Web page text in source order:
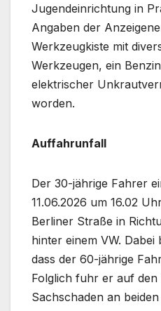
Jugendeinrichtung in
Angaben der
Werkzeugkiste mit
Werkzeugen, ein
elektrischer
worden.
Auffahrunfall
Der 30-jährige Fahrer
11.06.2026 um 16.02
Berliner Straße in
hinter einem VW.
dass der 60-jährige
Folglich fuhr er auf
Sachschaden an